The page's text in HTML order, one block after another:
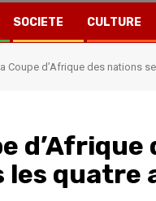
SOCIETE CULTURE
Coupe d’Afrique des nations
les quatre